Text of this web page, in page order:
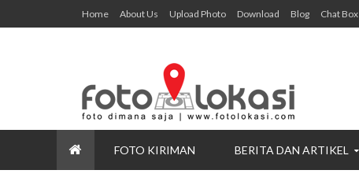
Home About Us Upload Photo Download Blog Chat Box
FOTO KIRIMAN BERITA DAN ARTIKEL